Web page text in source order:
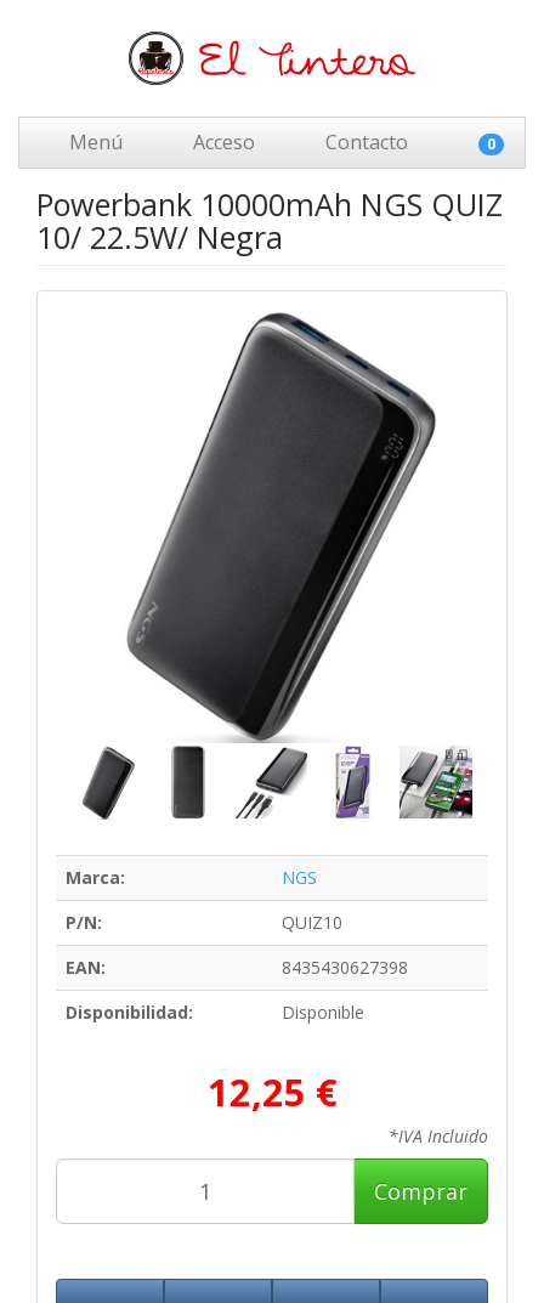
Menú Acceso Contacto 0
Powerbank 10000mAh NGS QUIZ
10/ 22.5W/ Negra
Marca:
NGS
P/N:
QUIZ10
EAN:
8435430627398
Disponibilidad:
Disponible
12,25 €
*IVA Incluido
Comprar